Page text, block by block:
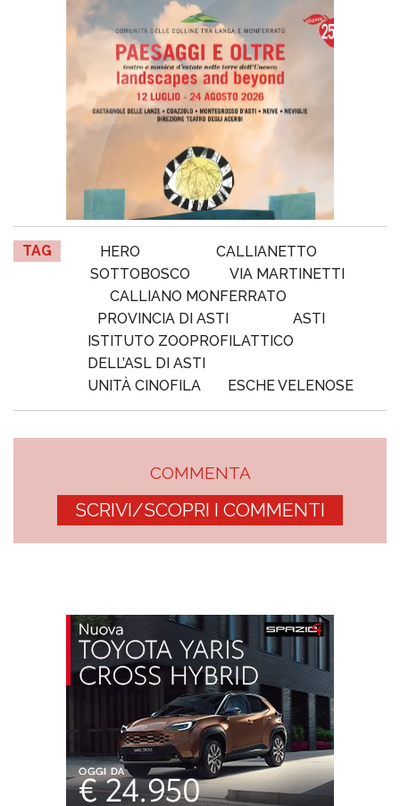
TAG HERO
CALLIANETTO
SOTTOBOSCO
VIA MARTINETTI
CALLIANO MONFERRATO
PROVINCIA DI ASTI
ASTI
ISTITUTO ZOOPROFILATTICO
DELL’ASL DI ASTI
UNITÀ CINOFILA
ESCHE VELENOSE
COMMENTA
SCRIVI/SCOPRI I COMMENTI